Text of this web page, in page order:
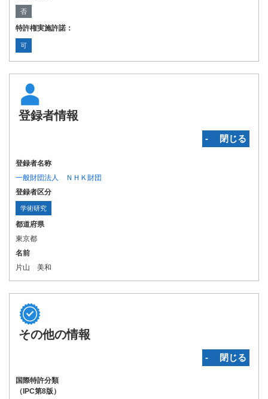
否
特許権実施許諾：
可
登録者情報
‐ 閉じる
登録者名称
一般財団法人 ＮＨＫ財団
登録者区分
学術研究
都道府県
東京都
名前
片山 美和
その他の情報
‐ 閉じる
国際特許分類
（IPC第8版）